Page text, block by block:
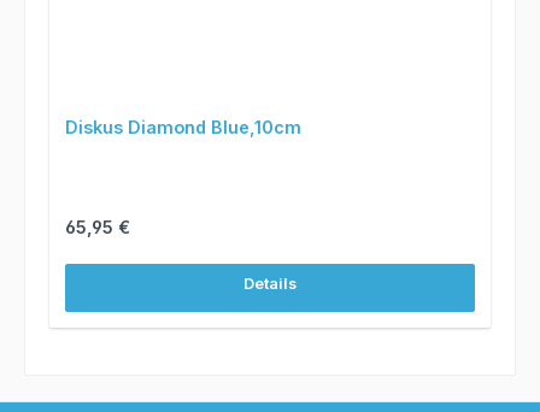
Diskus Diamond Blue,10cm
Regulärer Preis:
65,95 €
Details